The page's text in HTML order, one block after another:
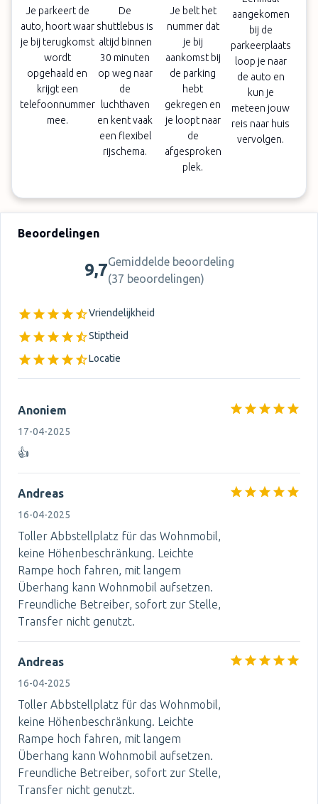
Je parkeert de
auto, hoort waar
je bij terugkomst
wordt
opgehaald en
krijgt een
telefoonnummer
mee.
De
shuttlebus is
altijd binnen
30 minuten
op weg naar
de
luchthaven
en kent vaak
een flexibel
rijschema.
Je belt het
nummer dat
je bij
aankomst bij
de parking
hebt
gekregen en
je loopt naar
de
afgesproken
plek.
aangekomen
bij de
parkeerplaats
loop je naar
de auto en
kun je
meteen jouw
reis naar huis
vervolgen.
Beoordelingen
9,7Gemiddelde beoordeling
(37 beoordelingen)
Vriendelijkheid
Stiptheid
Locatie
Anoniem
17-04-2025
👍
Andreas
16-04-2025
Toller Abbstellplatz für das Wohnmobil,
keine Höhenbeschränkung. Leichte
Rampe hoch fahren, mit langem
Überhang kann Wohnmobil aufsetzen.
Freundliche Betreiber, sofort zur Stelle,
Transfer nicht genutzt.
Andreas
16-04-2025
Toller Abbstellplatz für das Wohnmobil,
keine Höhenbeschränkung. Leichte
Rampe hoch fahren, mit langem
Überhang kann Wohnmobil aufsetzen.
Freundliche Betreiber, sofort zur Stelle,
Transfer nicht genutzt.